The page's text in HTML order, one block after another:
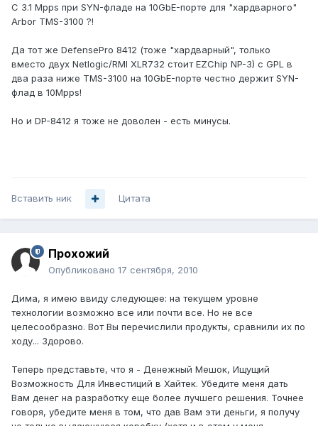
С 3.1 Mpps при SYN-фладе на 10GbE-порте для "хардварного"
Arbor TMS-3100 ?!
Да тот же DefensePro 8412 (тоже "хардварный", только
вместо двух Netlogic/RMI XLR732 стоит EZChip NP-3) с GPL в
два раза ниже TMS-3100 на 10GbE-порте честно держит SYN-
флад в 10Mpps!
Но и DP-8412 я тоже не доволен - есть минусы.
Вставить ник Цитата
Прохожий
Опубликовано 17 сентября, 2010
Дима, я имею ввиду следующее: на текущем уровне
технологии возможно все или почти все. Но не все
целесообразно. Вот Вы перечислили продукты, сравнили их по
ходу... Здорово.
Теперь представьте, что я - Денежный Мешок, Ищущий
Возможность Для Инвестиций в Хайтек. Убедите меня дать
Вам денег на разработку еще более лучшего решения. Точнее
говоря, убедите меня в том, что дав Вам эти деньги, я получу